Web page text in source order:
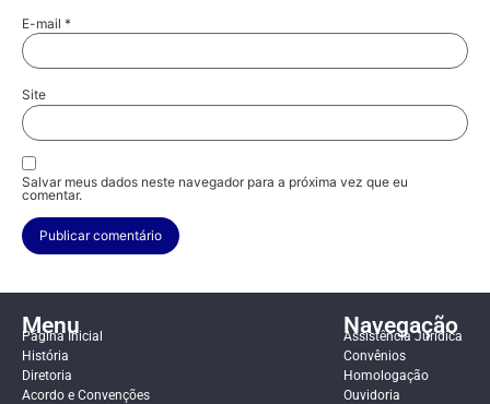
E-mail *
Site
Salvar meus dados neste navegador para a próxima vez que eu
comentar.
Menu
Página Inicial
História
Diretoria
Acordo e Convenções
Navegação
Assistência Jurídica
Convênios
Homologação
Ouvidoria